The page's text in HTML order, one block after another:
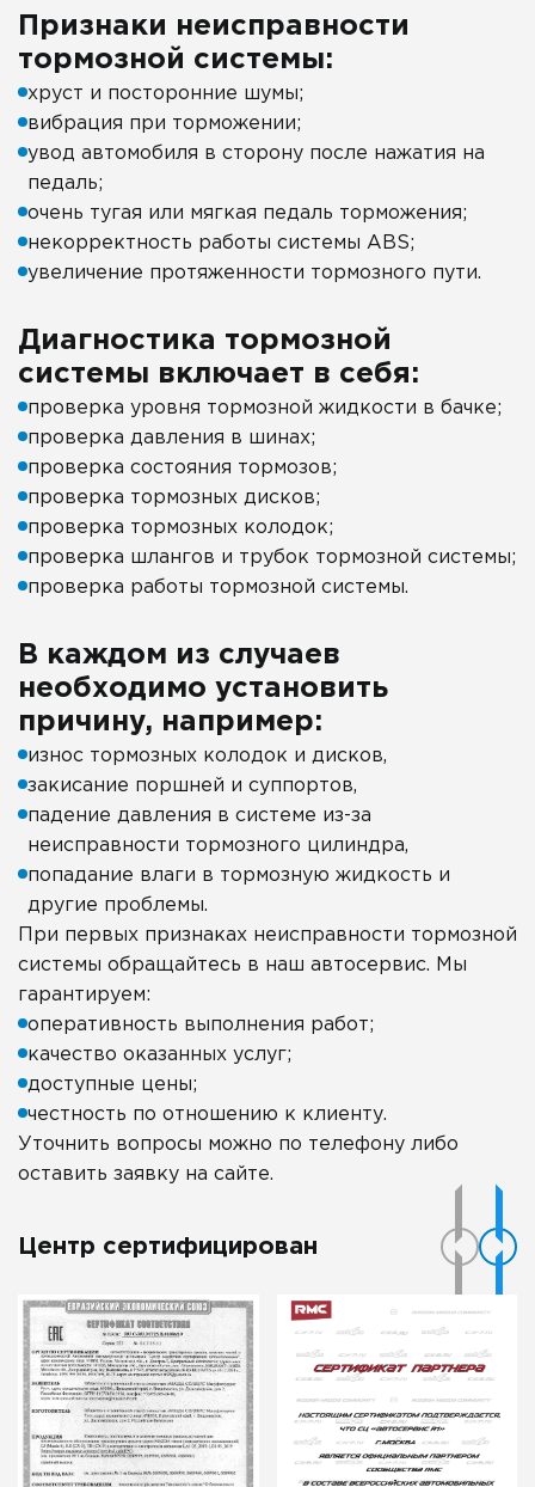
Признаки неисправности
тормозной системы:
хруст и посторонние шумы;
вибрация при торможении;
увод автомобиля в сторону после нажатия на
педаль;
очень тугая или мягкая педаль торможения;
некорректность работы системы ABS;
увеличение протяженности тормозного пути.
Диагностика тормозной
системы включает в себя:
проверка уровня тормозной жидкости в бачке;
проверка давления в шинах;
проверка состояния тормозов;
проверка тормозных дисков;
проверка тормозных колодок;
проверка шлангов и трубок тормозной системы;
проверка работы тормозной системы.
В каждом из случаев
необходимо установить
причину, например:
износ тормозных колодок и дисков,
закисание поршней и суппортов,
падение давления в системе из-за
неисправности тормозного цилиндра,
попадание влаги в тормозную жидкость и
другие проблемы.
При первых признаках неисправности тормозной
системы обращайтесь в наш автосервис. Мы
гарантируем:
оперативность выполнения работ;
качество оказанных услуг;
доступные цены;
честность по отношению к клиенту.
Уточнить вопросы можно по телефону либо
оставить заявку на сайте.
Центр сертифицирован